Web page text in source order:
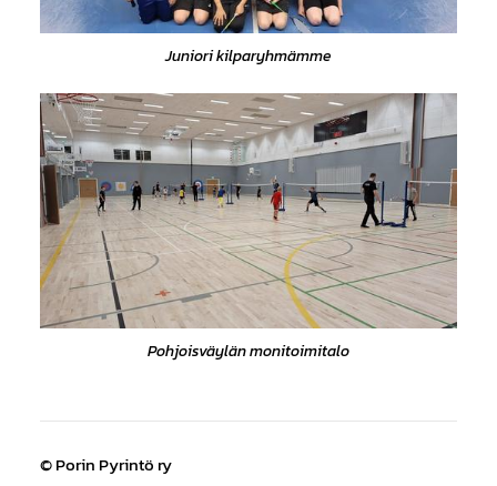
Juniori kilparyhmämme
Pohjoisväylän monitoimitalo
©Porin Pyrintö ry